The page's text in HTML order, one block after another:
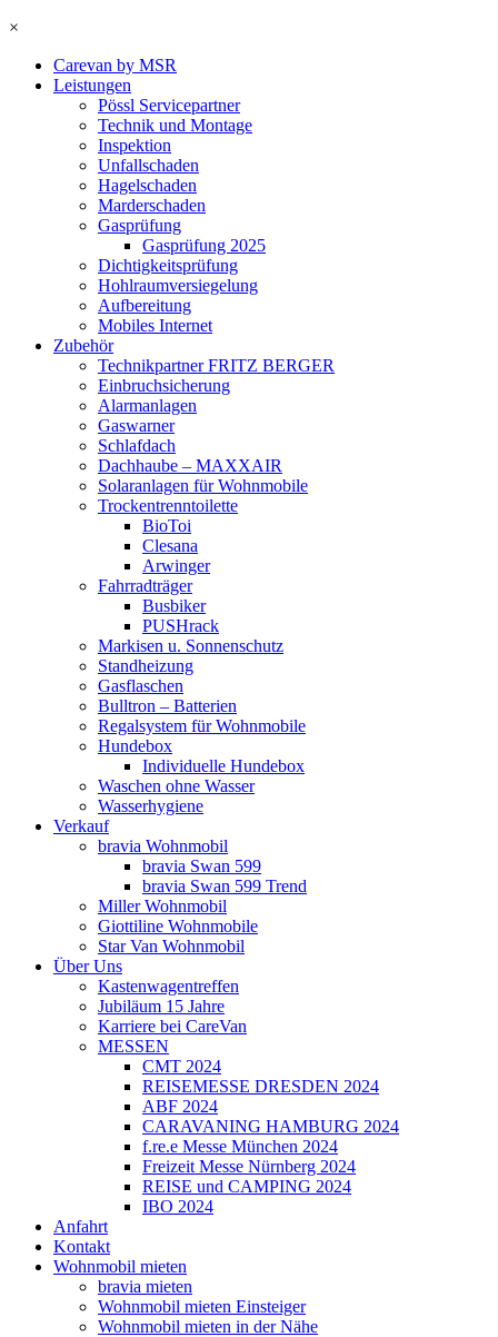
×
Carevan by MSR
Leistungen
Pössl Servicepartner
Technik und Montage
Inspektion
Unfallschaden
Hagelschaden
Marderschaden
Gasprüfung
Gasprüfung 2025
Dichtigkeitsprüfung
Hohlraumversiegelung
Aufbereitung
Mobiles Internet
Zubehör
Technikpartner FRITZ BERGER
Einbruchsicherung
Alarmanlagen
Gaswarner
Schlafdach
Dachhaube – MAXXAIR
Solaranlagen für Wohnmobile
Trockentrenntoilette
BioToi
Clesana
Arwinger
Fahrradträger
Busbiker
PUSHrack
Markisen u. Sonnenschutz
Standheizung
Gasflaschen
Bulltron – Batterien
Regalsystem für Wohnmobile
Hundebox
Individuelle Hundebox
Waschen ohne Wasser
Wasserhygiene
Verkauf
bravia Wohnmobil
bravia Swan 599
bravia Swan 599 Trend
Miller Wohnmobil
Giottiline Wohnmobile
Star Van Wohnmobil
Über Uns
Kastenwagentreffen
Jubiläum 15 Jahre
Karriere bei CareVan
MESSEN
CMT 2024
REISEMESSE DRESDEN 2024
ABF 2024
CARAVANING HAMBURG 2024
f.re.e Messe München 2024
Freizeit Messe Nürnberg 2024
REISE und CAMPING 2024
IBO 2024
Anfahrt
Kontakt
Wohnmobil mieten
bravia mieten
Wohnmobil mieten Einsteiger
Wohnmobil mieten in der Nähe